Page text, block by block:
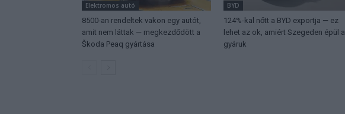
Elektromos autó
8500-an rendeltek vakon egy autót,
amit nem láttak — megkezdődött a
Škoda Peaq gyártása
BYD
124%-kal nőtt a BYD exportja — ez
lehet az ok, amiért Szegeden épül a
gyáruk